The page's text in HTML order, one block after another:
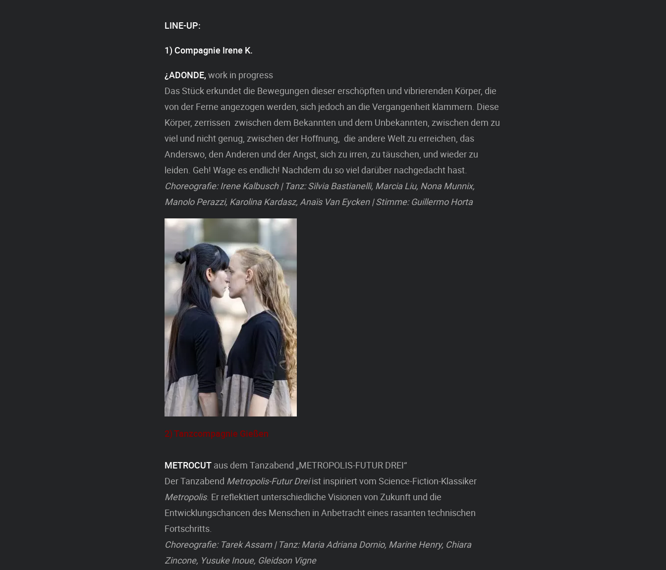
LINE-UP:
1) Compagnie Irene K.
¿ADONDE, work in progress
Das Stück erkundet die Bewegungen dieser erschöpften und vibrierenden Körper, die
von der Ferne angezogen werden, sich jedoch an die Vergangenheit klammern. Diese
Körper, zerrissen zwischen dem Bekannten und dem Unbekannten, zwischen dem zu
viel und nicht genug, zwischen der Hoffnung, die andere Welt zu erreichen, das
Anderswo, den Anderen und der Angst, sich zu irren, zu täuschen, und wieder zu
leiden. Geh! Wage es endlich! Nachdem du so viel darüber nachgedacht hast.
Choreografie: Irene Kalbusch | Tanz: Silvia Bastianelli, Marcia Liu, Nona Munnix,
Manolo Perazzi, Karolina Kardasz, Anaïs Van Eycken | Stimme: Guillermo Horta
2) Tanzcompagnie Gießen
METROCUT aus dem Tanzabend „METROPOLIS-FUTUR DREI“
Der Tanzabend Metropolis-Futur Dreiist inspiriert vom Science-Fiction-Klassiker
Metropolis. Er reflektiert unterschiedliche Visionen von Zukunft und die
Entwicklungschancen des Menschen in Anbetracht eines rasanten technischen
Fortschritts.
Choreografie: Tarek Assam | Tanz: Maria Adriana Dornio, Marine Henry, Chiara
Zincone, Yusuke Inoue, Gleidson Vigne